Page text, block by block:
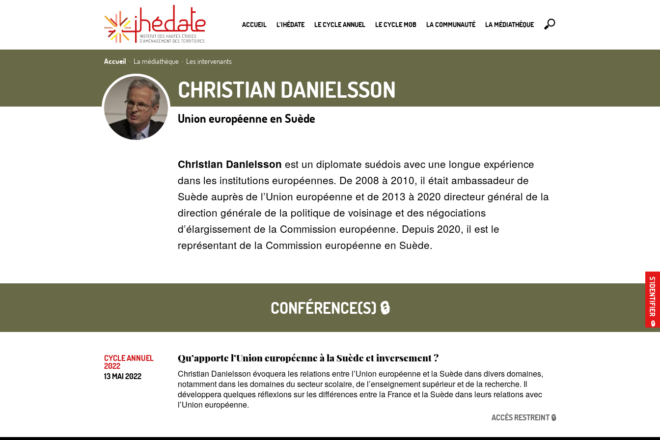
ACCUEIL L’IHÉDATE LE CYCLE ANNUEL LE CYCLE MOB LA COMMUNAUTÉ LA MÉDIATHÈQUE
S’IDENTIFIER
🔒
Accueil La médiathèque Les intervenants
CHRISTIAN DANIELSSON
Union européenne en Suède
Christian Danielsson est un diplomate suédois avec une longue expérience
dans les institutions européennes. De 2008 à 2010, il était ambassadeur de
Suède auprès de l’Union européenne et de 2013 à 2020 directeur général de la
direction générale de la politique de voisinage et des négociations
d’élargissement de la Commission européenne. Depuis 2020, il est le
représentant de la Commission européenne en Suède.
CONFÉRENCE(S) 🔒
CYCLE ANNUEL
2022
13 MAI 2022
Qu’apporte l’Union européenne à la Suède et inversement?
Christian Danielsson évoquera les relations entre l’Union européenne et la Suède dans divers domaines,
notamment dans les domaines du secteur scolaire, de l’enseignement supérieur et de la recherche. Il
développera quelques réflexions sur les différences entre la France et la Suède dans leurs relations avec
l’Union européenne.
ACCÈS RESTREINT 🔒